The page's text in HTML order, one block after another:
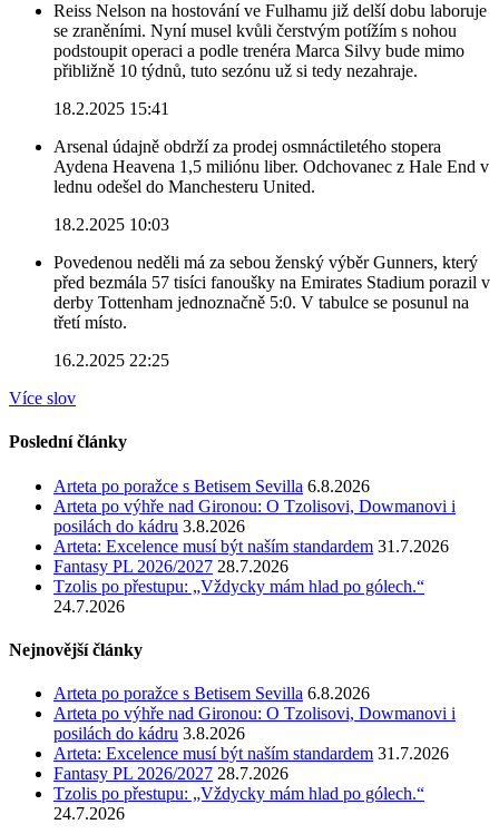
Reiss Nelson na hostování ve Fulhamu již delší dobu laboruje
se zraněními. Nyní musel kvůli čerstvým potížím s nohou
podstoupit operaci a podle trenéra Marca Silvy bude mimo
přibližně 10 týdnů, tuto sezónu už si tedy nezahraje.
18.2.2025 15:41
Arsenal údajně obdrží za prodej osmnáctiletého stopera
Aydena Heavena 1,5 miliónu liber. Odchovanec z Hale End v
lednu odešel do Manchesteru United.
18.2.2025 10:03
Povedenou neděli má za sebou ženský výběr Gunners, který
před bezmála 57 tisíci fanoušky na Emirates Stadium porazil v
derby Tottenham jednoznačně 5:0. V tabulce se posunul na
třetí místo.
16.2.2025 22:25
Více slov
Poslední články
Arteta po poražce s Betisem Sevilla 6.8.2026
Arteta po výhře nad Gironou: O Tzolisovi, Dowmanovi i
posilách do kádru 3.8.2026
Arteta: Excelence musí být naším standardem 31.7.2026
Fantasy PL 2026/2027 28.7.2026
Tzolis po přestupu: „Vždycky mám hlad po gólech.“
24.7.2026
Nejnovější články
Arteta po poražce s Betisem Sevilla 6.8.2026
Arteta po výhře nad Gironou: O Tzolisovi, Dowmanovi i
posilách do kádru 3.8.2026
Arteta: Excelence musí být naším standardem 31.7.2026
Fantasy PL 2026/2027 28.7.2026
Tzolis po přestupu: „Vždycky mám hlad po gólech.“
24.7.2026